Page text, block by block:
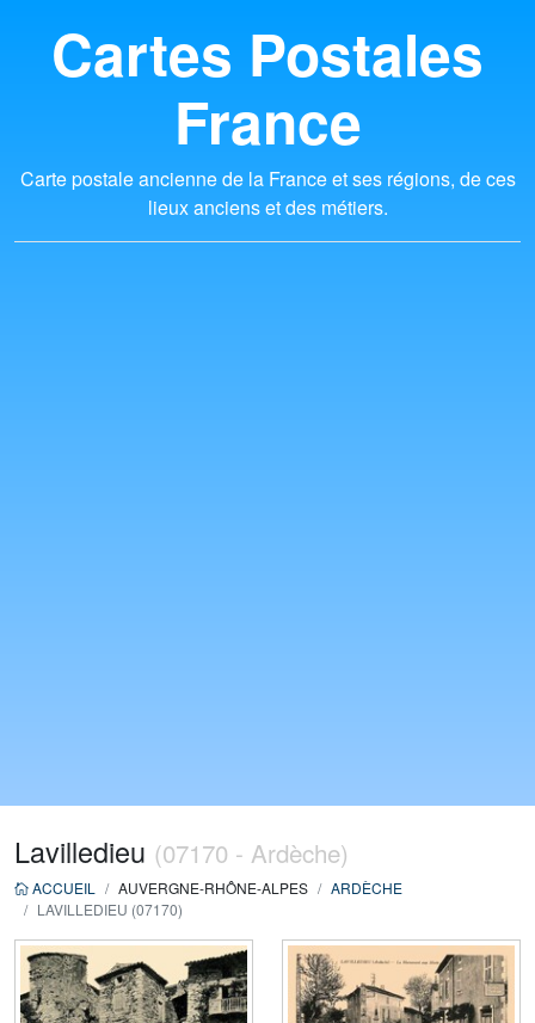
Cartes Postales
France
Carte postale ancienne de la France et ses régions, de ces
lieux anciens et des métiers.
Lavilledieu (07170 - Ardèche)
ACCUEIL AUVERGNE-RHÔNE-ALPES
ARDÈCHE
LAVILLEDIEU (07170)